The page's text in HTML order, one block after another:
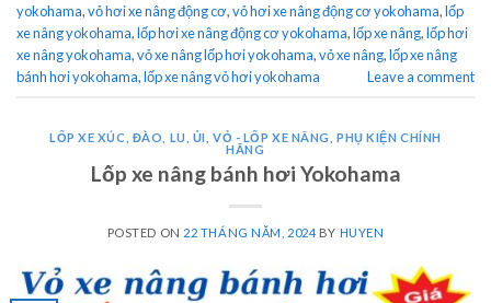
yokohama,vỏ hơi xe nâng động cơ,vỏ hơi xe nâng động cơ yokohama,lốp
xe nâng yokohama,lốp hơi xe nâng động cơ yokohama,lốp xe nâng,lốp hơi
xe nâng yokohama,vỏ xe nâng lốp hơi yokohama,vỏ xe nâng,lốp xe nâng
bánh hơi yokohama,lốp xe nâng vỏ hơi yokohama Leave a comment
LỐP XE XÚC, ĐÀO, LU, ỦI ,VỎ - LỐP XE NÂNG ,PHỤ KIỆN CHÍNH
HÃNG
Lốp xe nâng bánh hơi Yokohama
POSTED ON 22 THÁNG NĂM, 2024 BY HUYEN